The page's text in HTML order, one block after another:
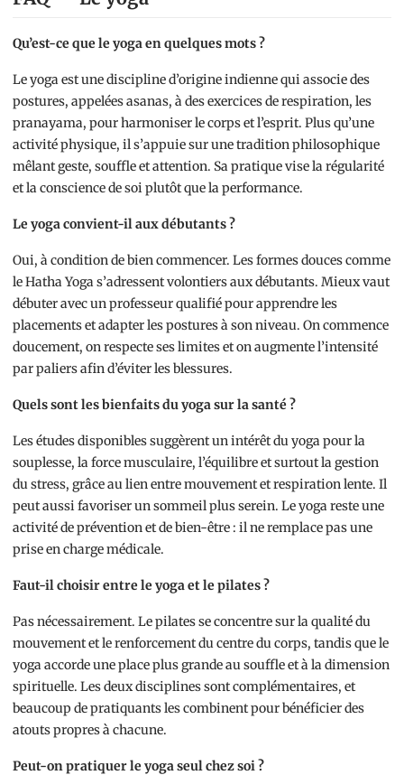
Qu’est-ce que le yoga en quelques mots ?
Le yoga est une discipline d’origine indienne qui associe des
postures, appelées asanas, à des exercices de respiration, les
pranayama, pour harmoniser le corps et l’esprit. Plus qu’une
activité physique, il s’appuie sur une tradition philosophique
mêlant geste, souffle et attention. Sa pratique vise la régularité
et la conscience de soi plutôt que la performance.
Le yoga convient-il aux débutants ?
Oui, à condition de bien commencer. Les formes douces comme
le Hatha Yoga s’adressent volontiers aux débutants. Mieux vaut
débuter avec un professeur qualifié pour apprendre les
placements et adapter les postures à son niveau. On commence
doucement, on respecte ses limites et on augmente l’intensité
par paliers afin d’éviter les blessures.
Quels sont les bienfaits du yoga sur la santé ?
Les études disponibles suggèrent un intérêt du yoga pour la
souplesse, la force musculaire, l’équilibre et surtout la gestion
du stress, grâce au lien entre mouvement et respiration lente. Il
peut aussi favoriser un sommeil plus serein. Le yoga reste une
activité de prévention et de bien-être : il ne remplace pas une
prise en charge médicale.
Faut-il choisir entre le yoga et le pilates ?
Pas nécessairement. Le pilates se concentre sur la qualité du
mouvement et le renforcement du centre du corps, tandis que le
yoga accorde une place plus grande au souffle et à la dimension
spirituelle. Les deux disciplines sont complémentaires, et
beaucoup de pratiquants les combinent pour bénéficier des
atouts propres à chacune.
Peut-on pratiquer le yoga seul chez soi ?